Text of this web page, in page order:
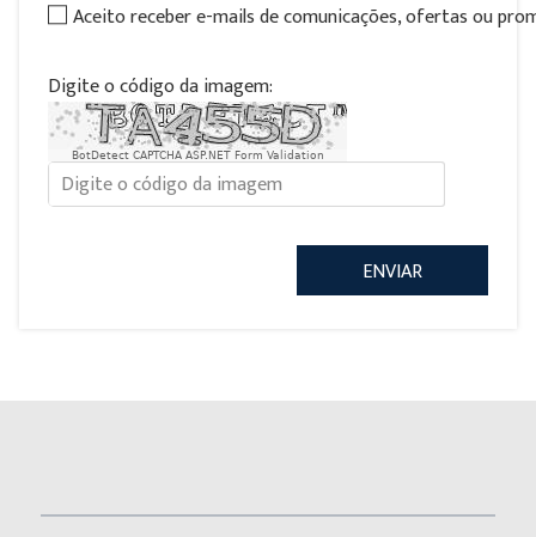
Aceito receber e-mails de comunicações, ofertas ou
Digite o código da imagem:
BotDetect CAPTCHA ASP.NET Form Validation
ENVIAR